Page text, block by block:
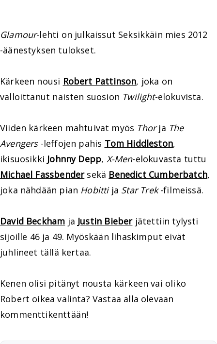
Glamour-lehti on julkaissut Seksikkäin mies 2012
-äänestyksen tulokset.
Kärkeen nousi Robert Pattinson, joka on
valloittanut naisten suosion Twilight-elokuvista.
Viiden kärkeen mahtuivat myös Thorja The
Avengers-leffojen pahis Tom Hiddleston,
ikisuosikki Johnny Depp, X-Men-elokuvasta tuttu
Michael Fassbendersekä Benedict Cumberbatch,
joka nähdään pian Hobittija Star Trek-filmeissä.
David Beckham ja Justin Bieberjätettiin tylysti
sijoille 46 ja 49. Myöskään lihaskimput eivät
juhlineet tällä kertaa.
Kenen olisi pitänyt nousta kärkeen vai oliko
Robert oikea valinta? Vastaa alla olevaan
kommenttikenttään!